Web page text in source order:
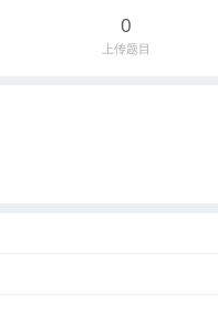
0
上传题目